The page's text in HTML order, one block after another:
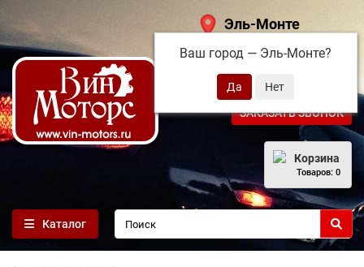
Эль-Монте
Ваш город — Эль-Монте?
+7 (495) 108-68-71
ЗАКАЗАТЬ ЗВОНОК
Корзина
Товаров: 0
Каталог